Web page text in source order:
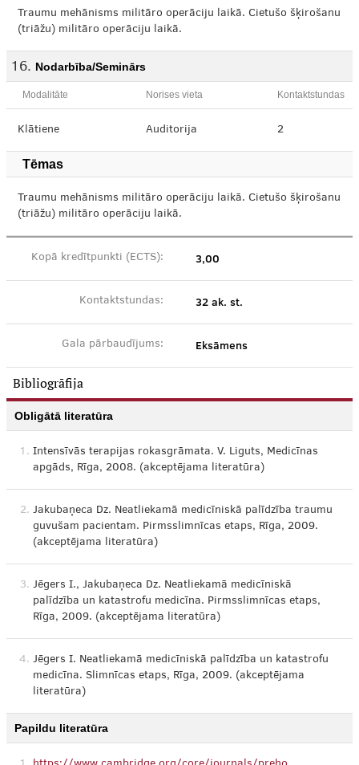
Traumu mehānisms militāro operāciju laikā. Cietušo šķirošanu
(triāžu) militāro operāciju laikā.
Nodarbība/Seminārs
Modalitāte Norises vieta Kontaktstundas
Klātiene Auditorija 2
Tēmas
Traumu mehānisms militāro operāciju laikā. Cietušo šķirošanu
(triāžu) militāro operāciju laikā.
Kopā kredītpunkti (ECTS): 3,00
Kontaktstundas: 32 ak. st.
Gala pārbaudījums: Eksāmens
Bibliogrāfija
Obligātā literatūra
1. Intensīvās terapijas rokasgrāmata. V. Liguts, Medicīnas
apgāds, Rīga, 2008. (akceptējama literatūra)
2. Jakubaņeca Dz. Neatliekamā medicīniskā palīdzība traumu
guvušam pacientam. Pirmsslimnīcas etaps, Rīga, 2009.
(akceptējama literatūra)
3. Jēgers I., Jakubaņeca Dz. Neatliekamā medicīniskā
palīdzība un katastrofu medicīna. Pirmsslimnīcas etaps,
Rīga, 2009. (akceptējama literatūra)
4. Jēgers I. Neatliekamā medicīniskā palīdzība un katastrofu
medicīna. Slimnīcas etaps, Rīga, 2009. (akceptējama
literatūra)
Papildu literatūra